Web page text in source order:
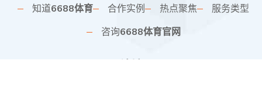
知道6688体育 合作实例 热点聚焦
服务类型
咨询6688体育官网